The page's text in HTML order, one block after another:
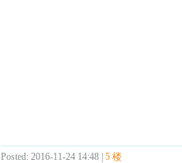
Posted: 2016-11-24 14:48 | 5 楼